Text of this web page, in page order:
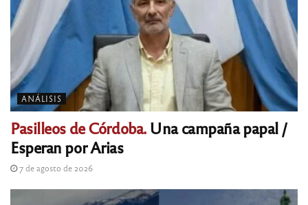
ANÁLISIS
Pasilleos de Córdoba.Una campaña papal /
Esperan por Arias
7 de agosto de 2026